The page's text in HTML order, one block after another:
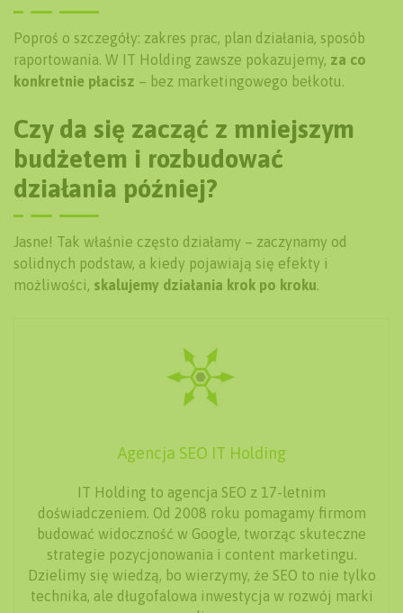
Poproś o szczegóły: zakres prac, plan działania, sposób
raportowania. W IT Holding zawsze pokazujemy, za co
konkretnie płacisz – bez marketingowego bełkotu.
Czy da się zacząć z mniejszym
budżetem i rozbudować
działania później?
Jasne! Tak właśnie często działamy – zaczynamy od
solidnych podstaw, a kiedy pojawiają się efekty i
możliwości, skalujemy działania krok po kroku.
Agencja SEO IT Holding
IT Holding to agencja SEO z 17-letnim
doświadczeniem. Od 2008 roku pomagamy firmom
budować widoczność w Google, tworząc skuteczne
strategie pozycjonowania i content marketingu.
Dzielimy się wiedzą, bo wierzymy, że SEO to nie tylko
technika, ale długofalowa inwestycja w rozwój marki